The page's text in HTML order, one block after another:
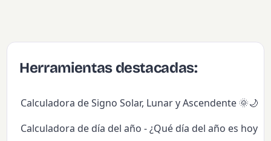
Herramientas destacadas:
Calculadora de Signo Solar, Lunar y Ascendente 🌞🌙✨
Calculadora de día del año - ¿Qué día del año es hoy?